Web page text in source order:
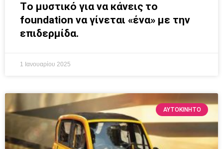
Tο μυστικό για να κάνεις το
foundation να γίνεται «ένα» με την
επιδερμίδα.
1 Ιανουαρίου 2025
ΑΥΤΟΚΙΝΗΤΟ